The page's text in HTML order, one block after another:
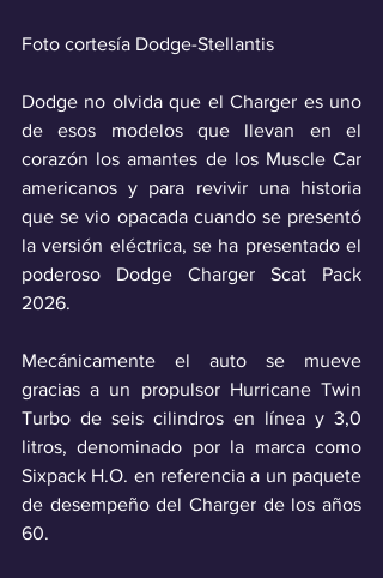
Foto cortesía Dodge-Stellantis
Dodge no olvida que el Charger es uno
de esos modelos que llevan en el
corazón los amantes de los Muscle Car
americanos y para revivir una historia
que se vio opacada cuando se presentó
la versión eléctrica, se ha presentado el
poderoso Dodge Charger Scat Pack
2026.
Mecánicamente el auto se mueve
gracias a un propulsor Hurricane Twin
Turbo de seis cilindros en línea y 3,0
litros, denominado por la marca como
Sixpack H.O. en referencia a un paquete
de desempeño del Charger de los años
60.